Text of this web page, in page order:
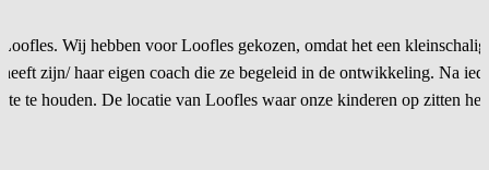
Wij hebben voor Loofles gekozen, omdat het een
zijn/ haar eigen coach die ze begeleid in de ontwikkeling. Na
te houden. De locatie van Loofles waar onze kinderen op zitten